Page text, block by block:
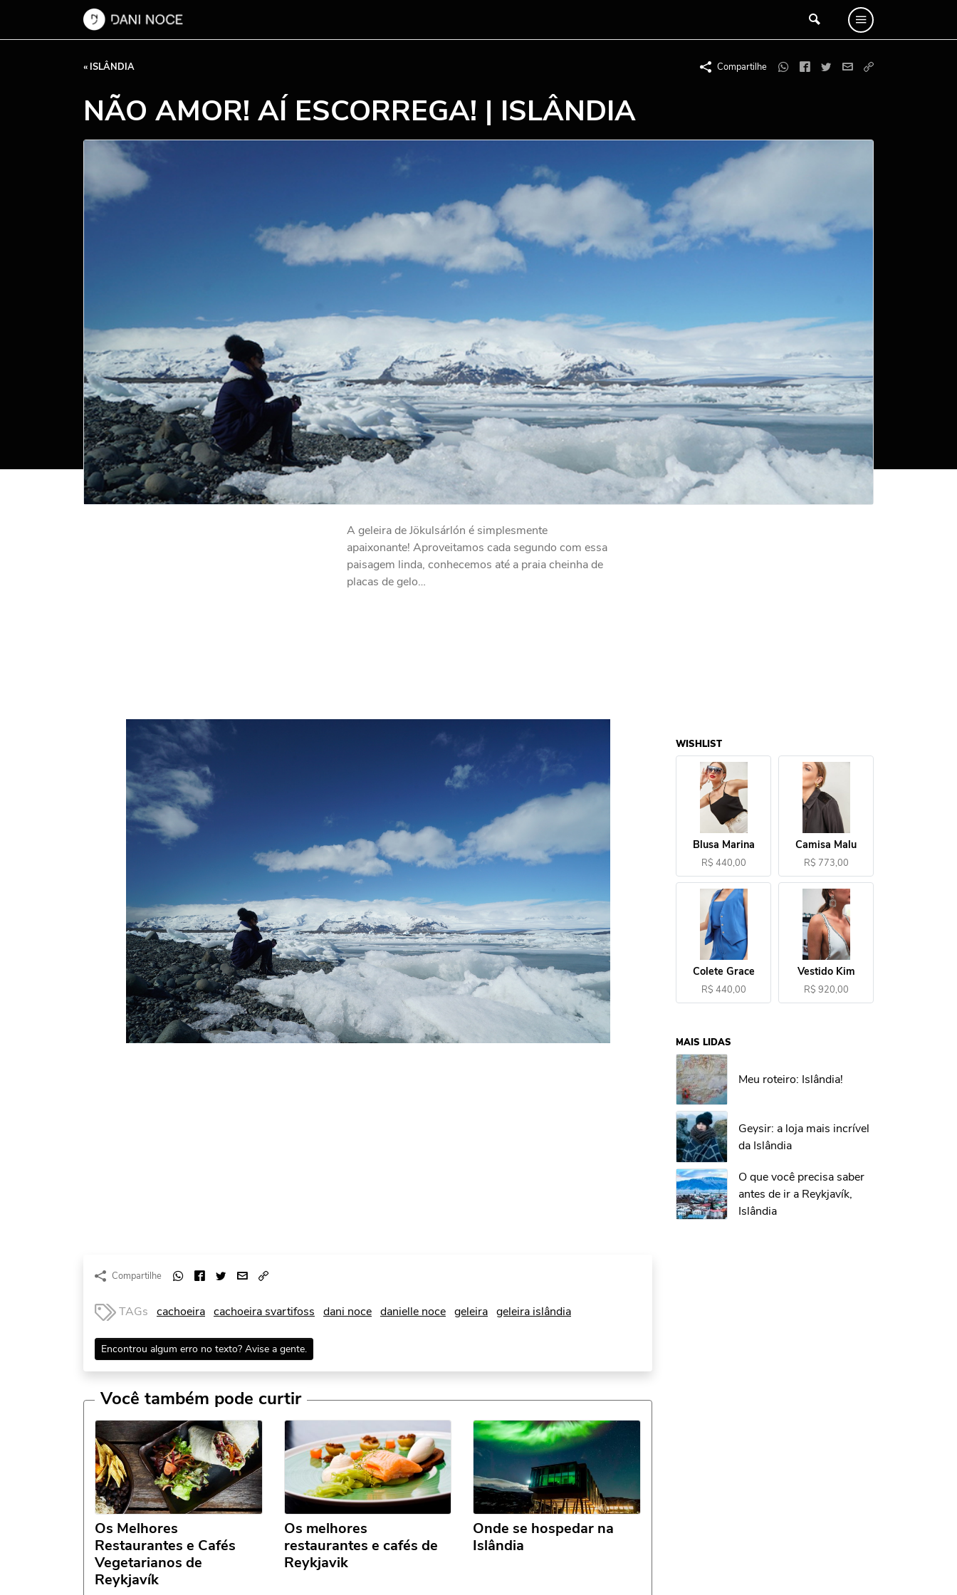
« ISLÂNDIA Compartilhe
NÃO AMOR! AÍ ESCORREGA! | ISLÂNDIA
A geleira de Jökulsárlón é simplesmente
apaixonante! Aproveitamos cada segundo com essa
paisagem linda, conhecemos até a praia cheinha de
placas de gelo…
Compartilhe
TAGs cachoeira cachoeira svartifoss dani noce danielle noce geleira geleira islândia
Encontrou algum erro no texto? Avise a gente.
Você também pode curtir
Os Melhores
Restaurantes e Cafés
Vegetarianos de
Reykjavík
Os melhores
restaurantes e cafés de
Reykjavik
Onde se hospedar na
Islândia
WISHLIST
Blusa Marina
R$ 440,00
Camisa Malu
R$ 773,00
Colete Grace
R$ 440,00
Vestido Kim
R$ 920,00
MAIS LIDAS
Meu roteiro: Islândia!
Geysir: a loja mais incrível
da Islândia
O que você precisa saber
antes de ir a Reykjavík,
Islândia